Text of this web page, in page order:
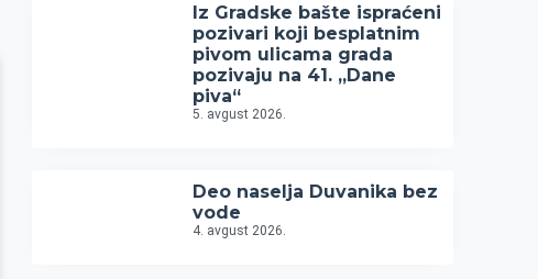
Iz Gradske bašte ispraćeni
pozivari koji besplatnim
pivom ulicama grada
pozivaju na 41. „Dane
piva“
5. avgust 2026.
Deo naselja Duvanika bez
vode
4. avgust 2026.